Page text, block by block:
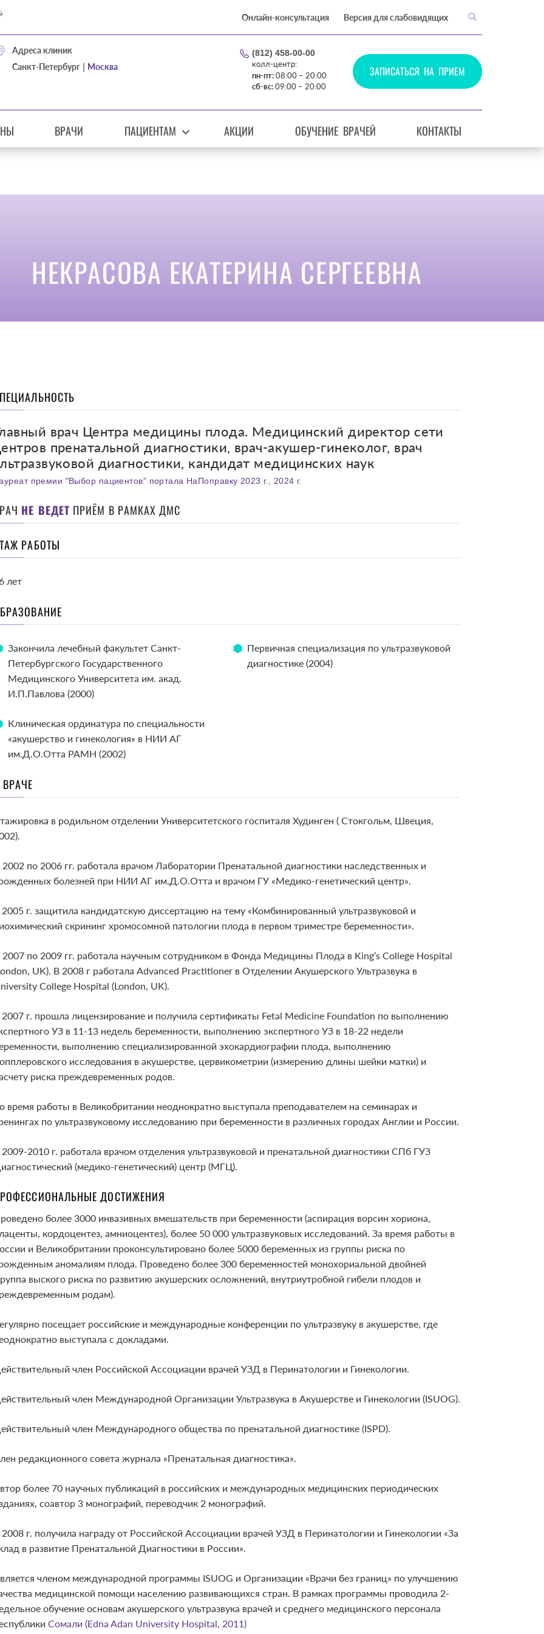
Онлайн-консультация Версия для слабовидящих
Адреса клиник
Санкт-Петербург | Москва
(812) 458-00-00
колл-центр:
пн-пт:08:00 – 20:00
сб-вс:09:00 – 20:00
ЗАПИСАТЬСЯ НА ПРИЕМ
ВРАЧИ ПАЦИЕНТАМ АКЦИИ ОБУЧЕНИЕ ВРАЧЕЙ КОНТАКТЫ
НЕКРАСОВА ЕКАТЕРИНА СЕРГЕЕВНА
врач Центра медицины плода. Медицинский директор сети
пренатальной диагностики, врач-акушер-гинеколог, врач
диагностики, кандидат медицинских наук
премии "Выбор пациентов" портала НаПоправку 2023 г., 2024 г.
НЕ ВЕДЕТ ПРИЁМ В РАМКАХ ДМС
РАБОТЫ
лет
Закончила лечебный факультет Санкт-
Петербургского Государственного
Медицинского Университета им. акад.
И.П.Павлова (2000)
Клиническая ординатура по специальности
«акушерство и гинекология» в НИИ АГ
им.Д.О.Отта РАМН (2002)
Первичная специализация по ультразвуковой
диагностике (2004)
в родильном отделении Университетского госпиталя Худинген ( Стокгольм, Швеция,
по 2006 гг. работала врачом Лаборатории Пренатальной диагностики наследственных и
болезней при НИИ АГ им.Д.О.Отта и врачом ГУ «Медико-генетический центр».
г. защитила кандидатскую диссертацию на тему «Комбинированный ультразвуковой и
скрининг хромосомной патологии плода в первом триместре беременности».
по 2009 гг. работала научным сотрудником в Фонда Медицины Плода в King’s College Hospital
UK). В 2008 г работала Advanced Practitioner в Отделении Акушерского Ультразвука в
College Hospital (London, UK).
2007 г. прошла лицензирование и получила сертификаты Fetal Medicine Foundation по выполнению
УЗ в 11-13 недель беременности, выполнению экспертного УЗ в 18-22 недели
выполнению специализированной эхокардиографии плода, выполнению
исследования в акушерстве, цервикометрии (измерению длины шейки матки) и
риска преждевременных родов.
время работы в Великобритании неоднократно выступала преподавателем на семинарах и
по ультразвуковому исследованию при беременности в различных городах Англии и России.
2010 г. работала врачом отделения ультразвуковой и пренатальной диагностики СПб ГУЗ
(медико-генетический) центр (МГЦ).
ДОСТИЖЕНИЯ
более 3000 инвазивных вмешательств при беременности (аспирация ворсин хориона,
кордоцентез, амниоцентез), более 50 000 ультразвуковых исследований. За время работы в
и Великобритании проконсультировано более 5000 беременных из группы риска по
аномалиям плода. Проведено более 300 беременностей монохориальной двойней
выского риска по развитию акушерских осложнений, внутриутробной гибели плодов и
родам).
посещает российские и международные конференции по ультразвуку в акушерстве, где
выступала с докладами.
член Российской Ассоциации врачей УЗД в Перинатологии и Гинекологии.
член Международной Организации Ультразвука в Акушерстве и Гинекологии (ISUOG).
член Международного общества по пренатальной диагностике (ISPD).
редакционного совета журнала «Пренатальная диагностика».
более 70 научных публикаций в российских и международных медицинских периодических
соавтор 3 монографий, переводчик 2 монографий.
г. получила награду от Российской Ассоциации врачей УЗД в Перинатологии и Гинекологии «За
в развитие Пренатальной Диагностики в России».
членом международной программы ISUOG и Организации «Врачи без границ» по улучшению
медицинской помощи населению развивающихся стран. В рамках программы проводила 2-
обучение основам акушерского ультразвука врачей и среднего медицинского персонала
Сомали (Edna Adan University Hospital, 2011)